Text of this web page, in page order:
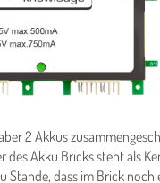
2 Akkus
des Akku Bricks steht als
Stande, dass im Brick